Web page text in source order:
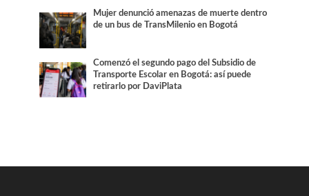
Mujer denunció amenazas de muerte dentro
de un bus de TransMilenio en Bogotá
Comenzó el segundo pago del Subsidio de
Transporte Escolar en Bogotá: así puede
retirarlo por DaviPlata